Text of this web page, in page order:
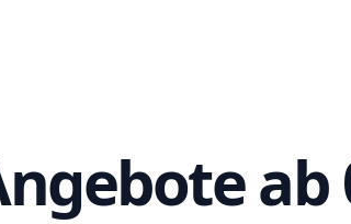
ab